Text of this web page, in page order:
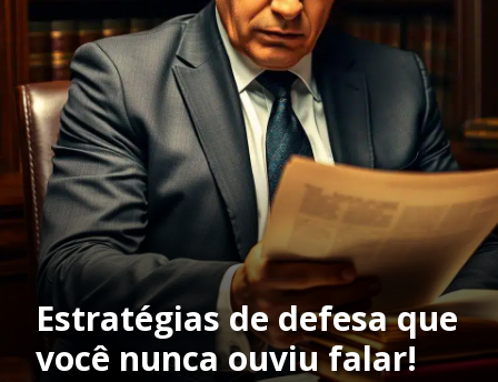
Estratégias de defesa que
você nunca ouviu falar!